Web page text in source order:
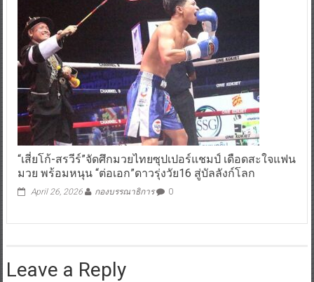
“เสี่ยโก้-สรวีร์”จัดศึกมวยไทยซุปเปอร์แชมป์ เดือดสะใจแฟน
มวย พร้อมหนุน “ต่อเอก”ดาวรุ่งวัย16 สู่บัลลังก์โลก
April 26, 2026 กองบรรณาธิการ 0
Leave a Reply